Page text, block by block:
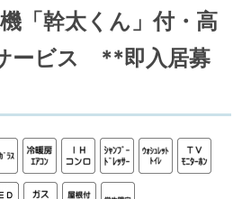
「幹太くん」付・高
ービス **即入居募